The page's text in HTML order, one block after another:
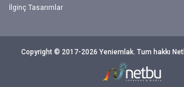
İlginç Tasarımlar
Copyright © 2017-2026 Yeniemlak. Tum hakkı